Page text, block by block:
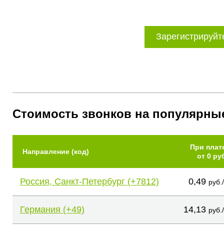
Стоимость звонков на
Направление (код)
При
от 0
Россия, Санкт-Петербург (+7812) 0,49
Германия (+49) 14,13